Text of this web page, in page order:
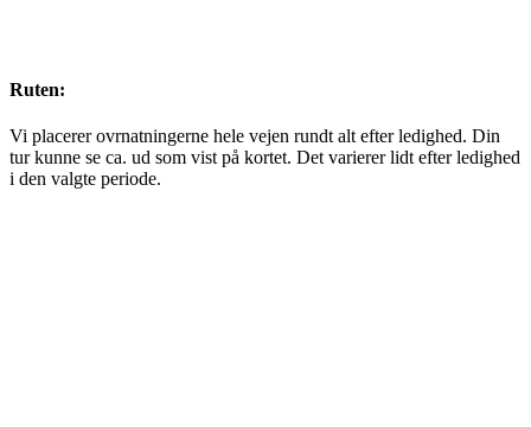
Ruten:
Vi placerer ovrnatningerne hele vejen rundt alt efter ledighed. Din
tur kunne se ca. ud som vist på kortet. Det varierer lidt efter ledighed
i den valgte periode.